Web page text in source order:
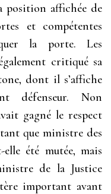
position affichée de
et compétentes
la porte. Les
critiqué sa
dont il s’affiche
défenseur. Non
gagné le respect
que ministre des
été mutée, mais
de la Justice
important avant